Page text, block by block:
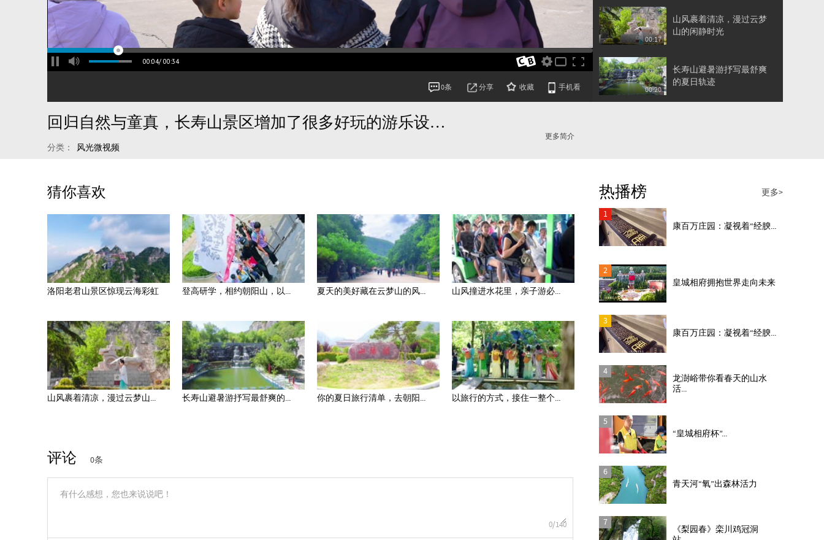
00:04/00:34
0条 分享 收藏 手机看
00:17
山风裹着清凉，漫过云梦
山的闲静时光
00:20
长寿山避暑游抒写最舒爽
的夏日轨迹
00:20
回归自然与童真，长寿山景区增加了很多好玩的游乐设施，开启欢乐新体验
分类： 风光微视频
更多简介
猜你喜欢
洛阳老君山景区惊现云海彩虹 登高研学，相约朝阳山，以... 夏天的美好藏在云梦山的风... 山风撞进水花里，亲子游必...
山风裹着清凉，漫过云梦山... 长寿山避暑游抒写最舒爽的... 你的夏日旅行清单，去朝阳... 以旅行的方式，接住一整个...
评论 0条
0/140
热播榜
更多>
1
康百万庄园：凝视着“经腴...
2
皇城相府拥抱世界走向未来
3
康百万庄园：凝视着“经腴...
4
龙澍峪带你看春天的山水
活...
5
“皇城相府杯”...
6
青天河“氧”出森林活力
7
《梨园春》栾川鸡冠洞